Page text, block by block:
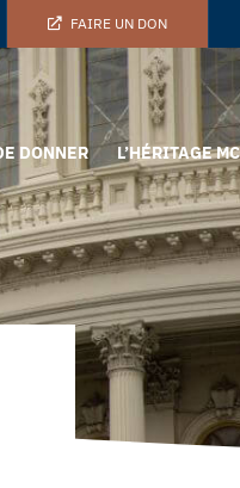
FAIRE UN DON
DONNER L’HÉRITAGE